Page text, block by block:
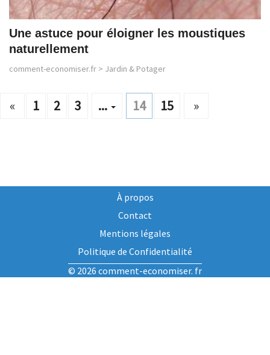
Une astuce pour éloigner les moustiques
naturellement
comment-economiser.fr > Jardin & Potager
« 1 2 3 ... 14 15 »
À propos
Contact
Mentions légales
Politique de Confidentialité
© 2026 comment-economiser. fr